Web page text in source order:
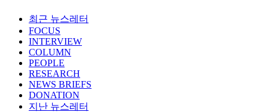
최근 뉴스레터
FOCUS
INTERVIEW
COLUMN
PEOPLE
RESEARCH
NEWS BRIEFS
DONATION
지난 뉴스레터